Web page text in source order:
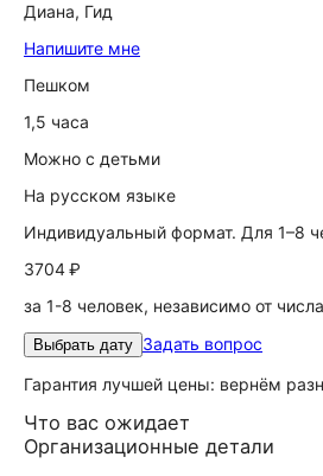
Диана, Гид
Напишите мне
Пешком
1,5 часа
Можно с детьми
На русском языке
Индивидуальный формат. Для 1–8
3704 ₽
за 1-8 человек, независимо от
Выбрать дату Задать вопрос
Гарантия лучшей цены: вернём
Что вас ожидает
Организационные детали